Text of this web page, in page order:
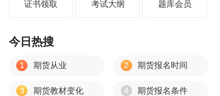
证书领取 考试大纲 题库会员
今日热搜
1 期货从业 2 期货报名时间
3 期货教材变化 4 期货报名条件